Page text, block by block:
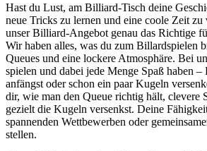
Hast du Lust, am Billiard-Tisch deine
neue Tricks zu lernen und eine coole Zeit
unser Billiard-Angebot genau das Richtige
Wir haben alles, was du zum Billardspielen
Queues und eine lockere Atmosphäre. Bei
spielen und dabei jede Menge Spaß haben –
anfängst oder schon ein paar Kugeln
dir, wie man den Queue richtig hält, clevere
gezielt die Kugeln versenkst. Deine
spannenden Wettbewerben oder
stellen.